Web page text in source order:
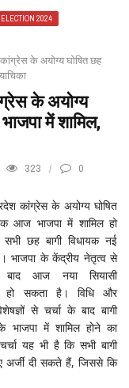
2024
के अयोग्य घोषित छह
के अयोग्य
में शामिल,
323 0
कांग्रेस के अयोग्य घोषित
आज भाजपा में शामिल हो
छह बागी विधायक नई
भाजपा के केंद्रीय नेतृत्व से
आज नया सियासी
हो सकता है। विधि और
से चर्चा के बाद बागी
भाजपा में शामिल होने का
यह भी है कि सभी बागी
अर्जी दी सकते हैं, जिससे कि